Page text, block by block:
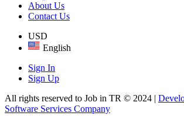
About Us
Contact Us
USD
English
Sign In
Sign Up
All rights reserved to Job in TR © 2024 |
Software Services Company